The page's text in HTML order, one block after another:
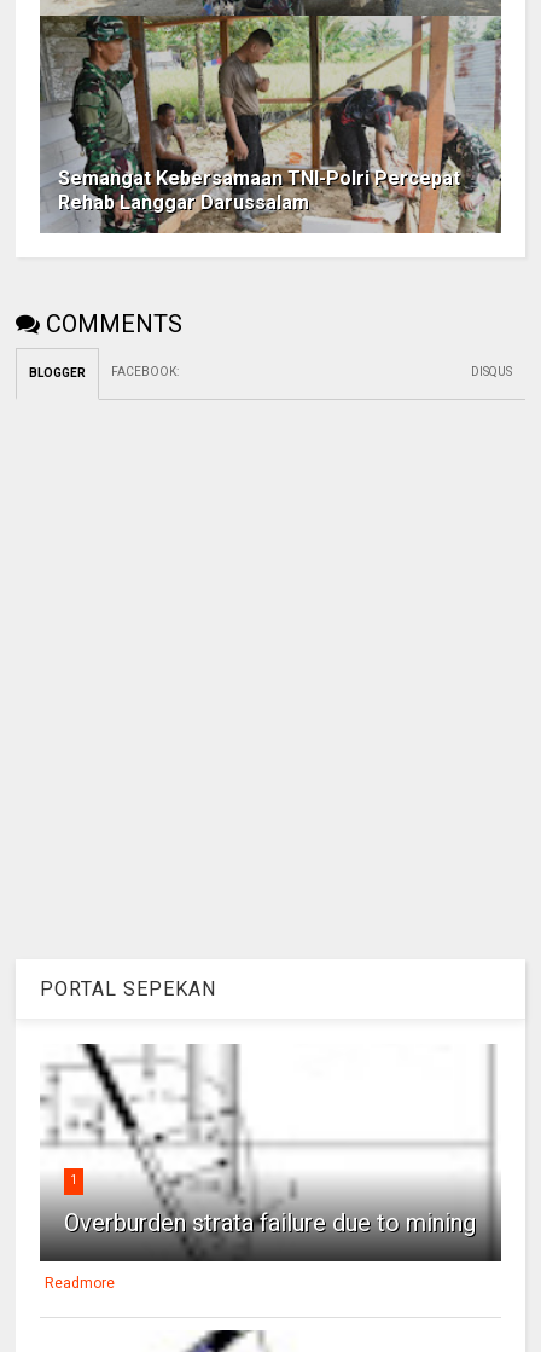
Semangat Kebersamaan TNI-Polri Percepat
Rehab Langgar Darussalam
COMMENTS
BLOGGER FACEBOOK: DISQUS
PORTAL SEPEKAN
1
Overburden strata failure due to mining
Readmore